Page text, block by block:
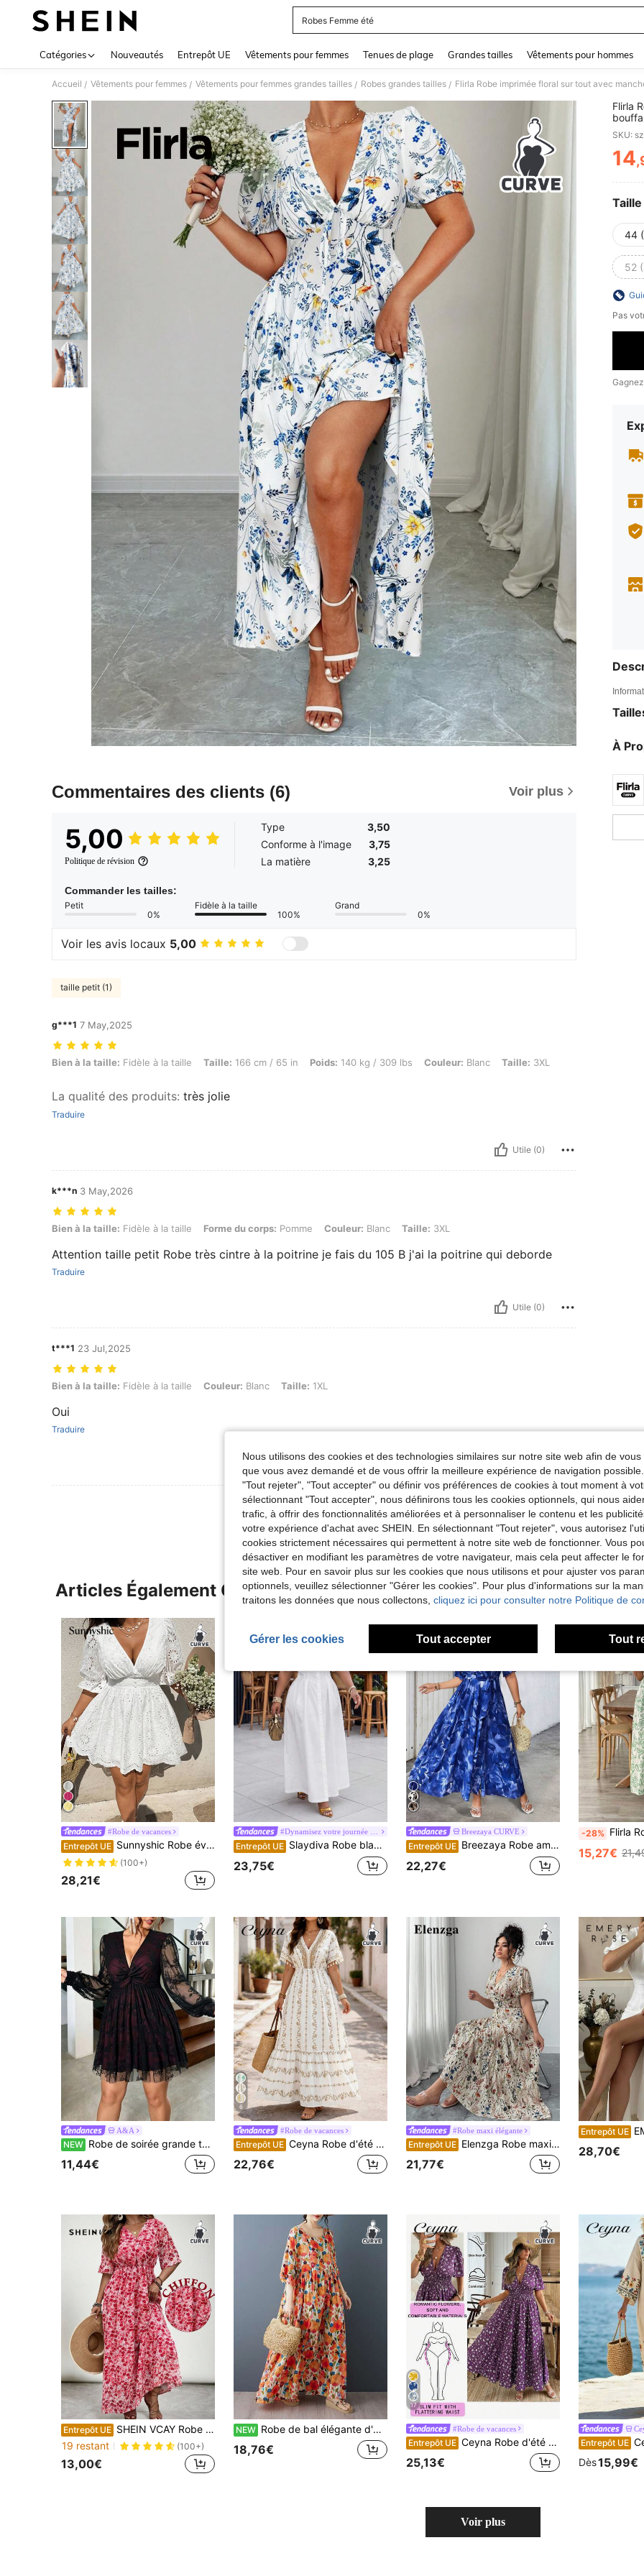
Robes Femme été
Catégories Nouveautés Entrepôt UE Vêtements pour femmes Tenues de plage Grandes tailles Vêtements pour hommes
Accueil / Vêtements pour femmes / Vêtements pour femmes grandes tailles / Robes grandes tailles / Flirla Robe imprimée floral sur tout avec
Commentaires des clients (6) Voir plus
5,00
Politique de révision
Type
3,50
Conforme à l'image
3,75
La matière
3,25
Commander les tailles:
Petit
0%
Fidèle à la taille
100%
Grand
0%
Voir les avis locaux 5,00
taille petit (1)
g***1 7 May,2025
Bien à la taille: Fidèle à la taille, Taille: 166 cm / 65 in, Poids: 140 kg / 309 lbs, Couleur: Blanc, Taille: 3XL
Bien à la taille: Fidèle à la taille Taille: 166 cm / 65 in Poids: 140 kg / 309 lbs Couleur: Blanc Taille: 3XL
La qualité des produits: très jolie
Traduire
Utile (0)
k***n 3 May,2026
Bien à la taille: Fidèle à la taille, Forme du corps: Pomme, Couleur: Blanc, Taille: 3XL
Bien à la taille: Fidèle à la taille Forme du corps: Pomme Couleur: Blanc Taille: 3XL
Attention taille petit Robe très cintre à la poitrine je fais du 105 B j'ai la poitrine qui deborde
Traduire
Utile (0)
t***1 23 Jul,2025
Bien à la taille: Fidèle à la taille, Couleur: Blanc, Taille: 1XL
Bien à la taille: Fidèle à la taille Couleur: Blanc Taille: 1XL
Oui
Traduire
Utile (0)
Voir Plus D'avis
Flirla
SKU:
14
Taille
44
52
Pas
À
Articles Également Consultés
#Robe de vacances
Entrepôt UE Sunnyshic Robe évasée à encolure en V, manches bouffantes, brodée, avec boutons texturés à la taille. Douce et élégante pour les vacances de printemps/été, les rendez-vous, les fêtes
(100+)
28,21€
Entrepôt UE Slaydiva Robe blanche élégante et décontractée grande taille avec taille cintrée, pour l'été, la saison des remises de diplômes et les vacances
23,75€
Breezaya CURVE
Entrepôt UE Breezaya Robe ample et élégante de vacances pour femme grande taille, avec encolure en V, manches courtes, fentes obliques et sangles qui se croisent
22,27€
-28% Flirla Robe à imprimé
15,27€
A&A
NEW Robe de soirée grande taille pour femmes, taille torsadée, coupe évasée, doublure en dentelle, blocs de couleurs, automne/hiver
11,44€
6
#Robe de vacances
Entrepôt UE Ceyna Robe d'été à manches courtes pour femmes grandes tailles, robe ample élégante et décontractée pour les vacances avec ourlet à franges, robe bohème col V, robe imprimée patchwork floral
22,76€
#Robe maxi élégante
Entrepôt UE Elenzga Robe maxi à manches évasées avec encolure en V et taille affinante, imprimé fleurs liberty, pour femmes grandes tailles. Casual élégante, adaptée au printemps-été, pour la plage, les vacances de printemps, les thés dansants, Pâques
21,77€
Entrepôt UE EMERY
28,70€
Entrepôt UE SHEIN VCAY Robe ample à col V à motif floral de style liberty pour femmes, en mousseline de soie coupe évasée ample, bohème, pour vacances. Convient pour les festivals de musique, South Beach, tenues d'été bohèmes, brunch, tenues d'aéroport, vacances à la plage, city break, vacances, vêtements western pour femmes, hauts bohèmes, style boho, robe en mousseline de soie Brasil
19 restant
(100+)
13,00€
NEW Robe de bal élégante d'Halloween pour femmes grandes tailles, imprimée, longue coupe A, col rond, manches courtes chauve-souris, tissu tissé, avec poches, convient pour un port décontracté en été.
18,76€
17
#Robe de vacances
Entrepôt UE Ceyna Robe d'été à manches courtes avec imprimé floral romantique élégant pour femmes grandes tailles. Robe d'été avec fente latérale. Robe longue en tissu imprimé pour les vacances des femmes. Robe florale violette, robe prune, robe d'été violette, robe violette, robes florales violettes pour femmes, robe d'été violette, robe lilas pour femmes, robes pour femmes, robes d'été pour femmes, robes pour femmes, robes portefeuille pour femmes, robes vintage pour femmes, patrons de robes à coudre, tenue bohème pour femmes, robe bohème longue et décontractée pour femme
25,13€
Entrepôt UE Ceyna
Dès15,99€
Voir plus
Nous utilisons des cookies et des technologies similaires sur notre site web afin de
que vous avez demandé et de vous offrir la meilleure expérience de navigation
"Tout rejeter", "Tout accepter" ou définir vos préférences de cookies à tout moment à
sélectionnant "Tout accepter", nous définirons tous les cookies optionnels, qui nous
trafic, à offrir des fonctionnalités améliorées et à personnaliser le contenu et les
votre expérience d'achat avec SHEIN. En sélectionnant "Tout rejeter", vous autorisez
cookies strictement nécessaires qui permettent à notre site web de fonctionner. Vous
désactiver en modifiant les paramètres de votre navigateur, mais cela peut affecter le
site web. Pour en savoir plus sur les cookies que nous utilisons et pour ajuster vos
optionnels, veuillez sélectionner "Gérer les cookies". Pour plus d'informations sur la
traitons les données que nous collectons, cliquez ici pour consulter notre Politique de
Gérer les cookies Tout accepter Tout